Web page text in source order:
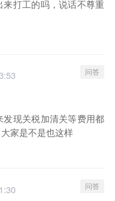
打工的吗，说话不尊重
问答
现关税加清关等费用都
家是不是也这样
问答